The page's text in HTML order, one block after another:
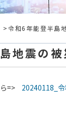
>令和6年能登半島
地震の
=> 20240118_